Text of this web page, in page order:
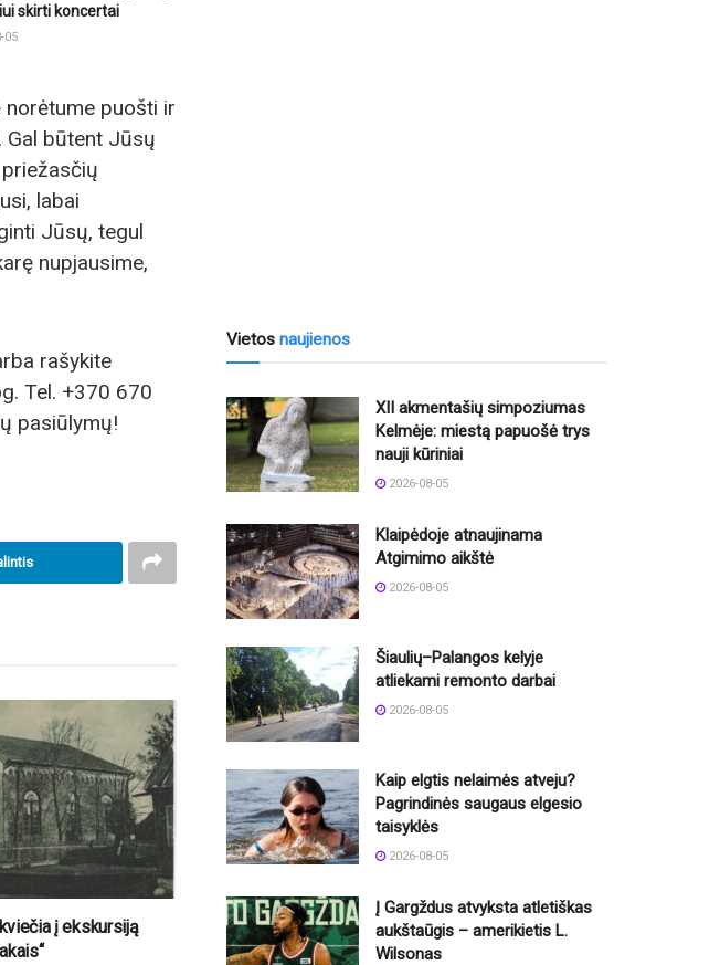
skirti koncertai
05
norėtume puošti ir
Gal būtent Jūsų
labai
Jūsų, tegul
nupjausime,
rašykite
Tel. +370 670
pasiūlymų!
į ekskursiją
Vietos naujienos
XII akmentašių simpoziumas
Kelmėje: miestą papuošė trys
nauji kūriniai
2026-08-05
Klaipėdoje atnaujinama
Atgimimo aikštė
2026-08-05
Šiaulių–Palangos kelyje
atliekami remonto darbai
2026-08-05
Kaip elgtis nelaimės atveju?
Pagrindinės saugaus elgesio
taisyklės
2026-08-05
Į Gargždus atvyksta atletiškas
aukštaūgis – amerikietis L.
Wilsonas